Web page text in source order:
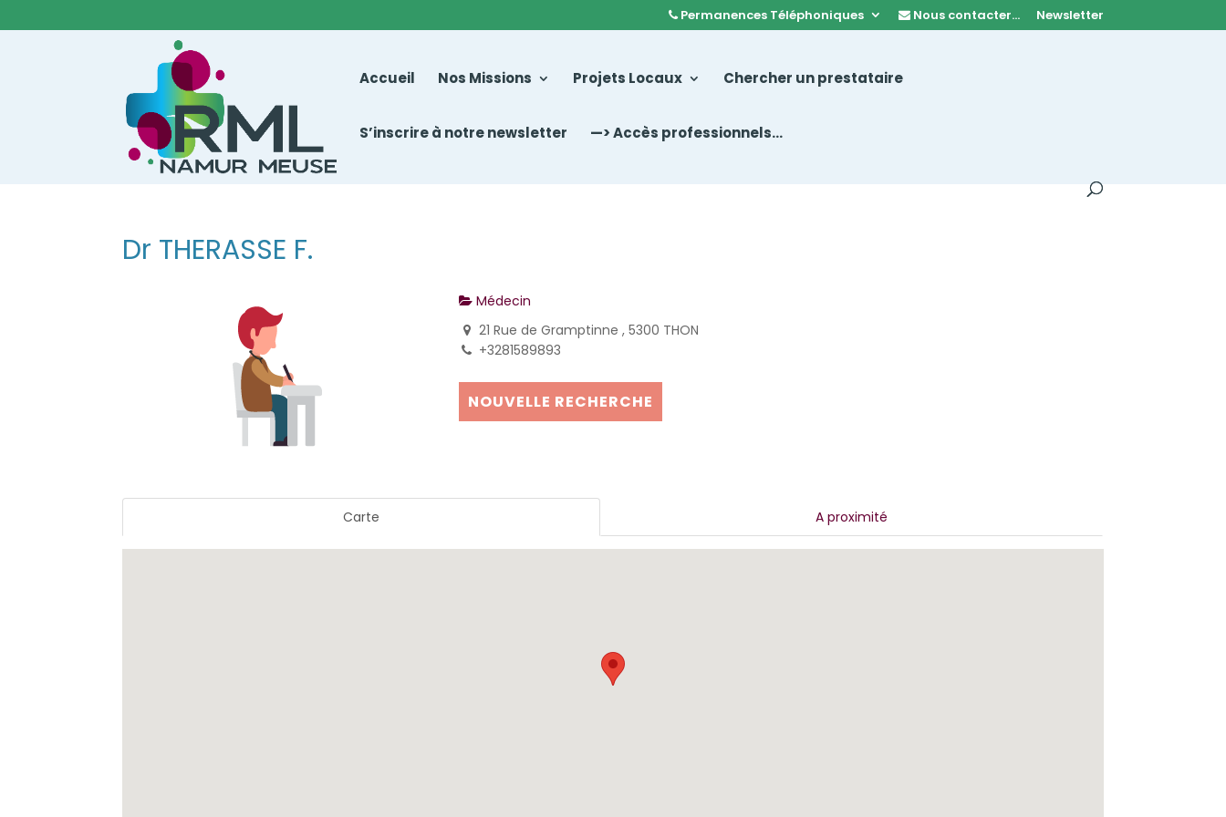
Permanences Téléphoniques Nous contacter… Newsletter
Accueil Nos Missions Projets Locaux Chercher un prestataire
S’inscrire à notre newsletter —> Accès professionnels…
Dr THERASSE F.
Médecin
21 Rue de Gramptinne , 5300 THON
+3281589893
NOUVELLE RECHERCHE
Carte A proximité